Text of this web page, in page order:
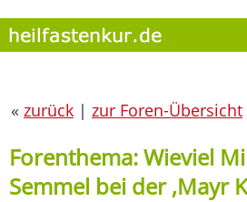
« zurück | zur Foren-Übersicht
Forenthema: Wieviel
Semmel bei der ,Mayr